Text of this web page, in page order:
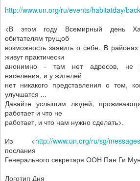
http://www.un.org/ru/events/habitatday/
<В этом году Всемирный день
обитателям трущоб
возможность заявить о себе. В
живут практически
анонимно - там нет адресов, не
населения, и у жителей
нет никакого представления о том,
улучшатся ...
Давайте услышим людей,
работает и что не
работает, и что нам нужно сделать>.
Из <http://www.un.org/ru/sg/
послания
Генерального секретаря ООН Пан Ги
Логотип Дня